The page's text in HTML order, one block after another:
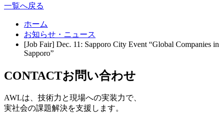
一覧へ戻る
ホーム
お知らせ・ニュース
[Job Fair] Dec. 11: Sapporo City Event “Global Companies in
Sapporo”
CONTACTお問い合わせ
AWLは、技術力と現場への実装力で、
実社会の課題解決を支援します。